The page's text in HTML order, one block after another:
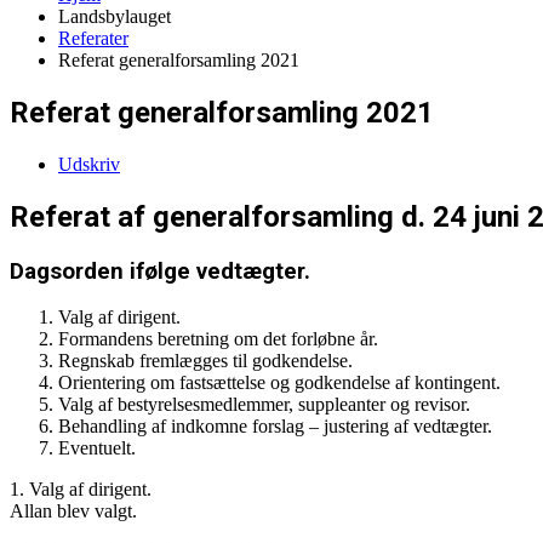
Landsbylauget
Referater
Referat generalforsamling 2021
Referat generalforsamling 2021
Udskriv
Referat af generalforsamling d. 24 juni
Dagsorden ifølge vedtægter.
Valg af dirigent.
Formandens beretning om det forløbne år.
Regnskab fremlægges til godkendelse.
Orientering om fastsættelse og godkendelse af kontingent.
Valg af bestyrelsesmedlemmer, suppleanter og revisor.
Behandling af indkomne forslag – justering af vedtægter.
Eventuelt.
1. Valg af dirigent.
Allan blev valgt.